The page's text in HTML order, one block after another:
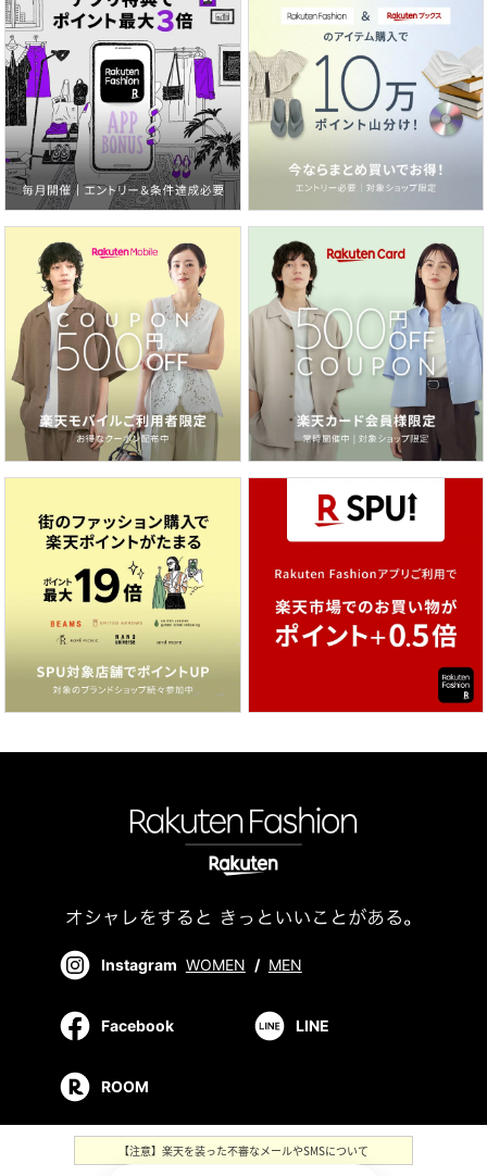
Instagram WOMEN / MEN
Facebook LINE
ROOM
【注意】楽天を装った不審なメールやSMSについて